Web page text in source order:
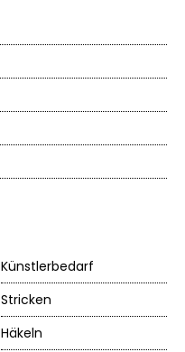
Künstlerbedarf
Stricken
Häkeln